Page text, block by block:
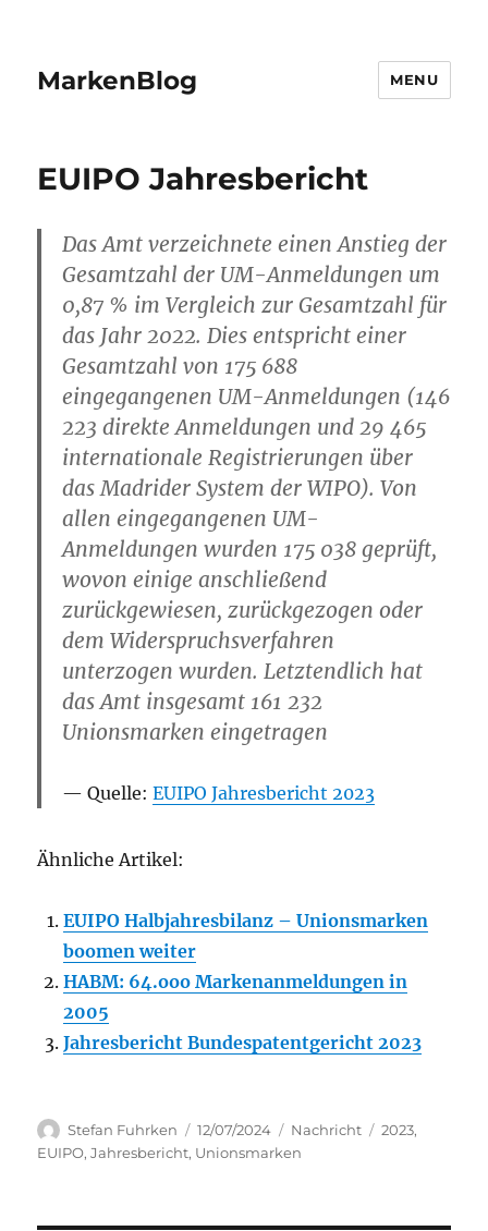
MarkenBlog MENU
EUIPO Jahresbericht
Das Amt verzeichnete einen Anstieg der
Gesamtzahl der UM-Anmeldungen um
0,87 % im Vergleich zur Gesamtzahl für
das Jahr 2022. Dies entspricht einer
Gesamtzahl von 175 688
eingegangenen UM-Anmeldungen (146
223 direkte Anmeldungen und 29 465
internationale Registrierungen über
das Madrider System der WIPO). Von
allen eingegangenen UM-
Anmeldungen wurden 175 038 geprüft,
wovon einige anschließend
zurückgewiesen, zurückgezogen oder
dem Widerspruchsverfahren
unterzogen wurden. Letztendlich hat
das Amt insgesamt 161 232
Unionsmarken eingetragen
Quelle:EUIPO Jahresbericht 2023
Ähnliche Artikel:
EUIPO Halbjahresbilanz – Unionsmarken
boomen weiter
HABM: 64.ooo Markenanmeldungen in
2005
Jahresbericht Bundespatentgericht 2023
Author
Stefan Fuhrken
Posted
on
12/07/2024 Categories
Nachricht Tags
2023,
EUIPO,Jahresbericht, Unionsmarken